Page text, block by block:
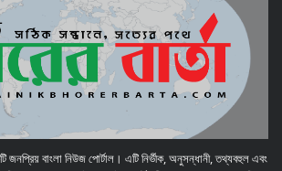
জনপ্রিয় বাংলা নিউজ পোর্টাল। এটি নির্ভীক, অনুসন্ধানী, তথ্যবহুল এবং